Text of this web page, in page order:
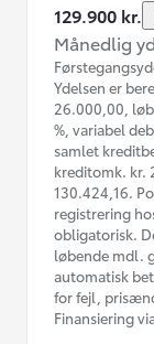
129.900 kr.
Månedlig
Ydelsen er
26.000,00,
%, variabel
samlet
kreditomk. kr.
130.424,16.
registrering
obligatorisk.
løbende mdl.
automatisk
for fejl,
Finansiering